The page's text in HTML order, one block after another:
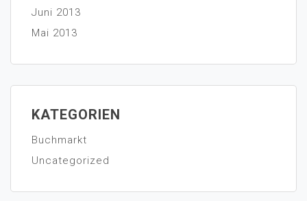
Juni 2013
Mai 2013
KATEGORIEN
Buchmarkt
Uncategorized